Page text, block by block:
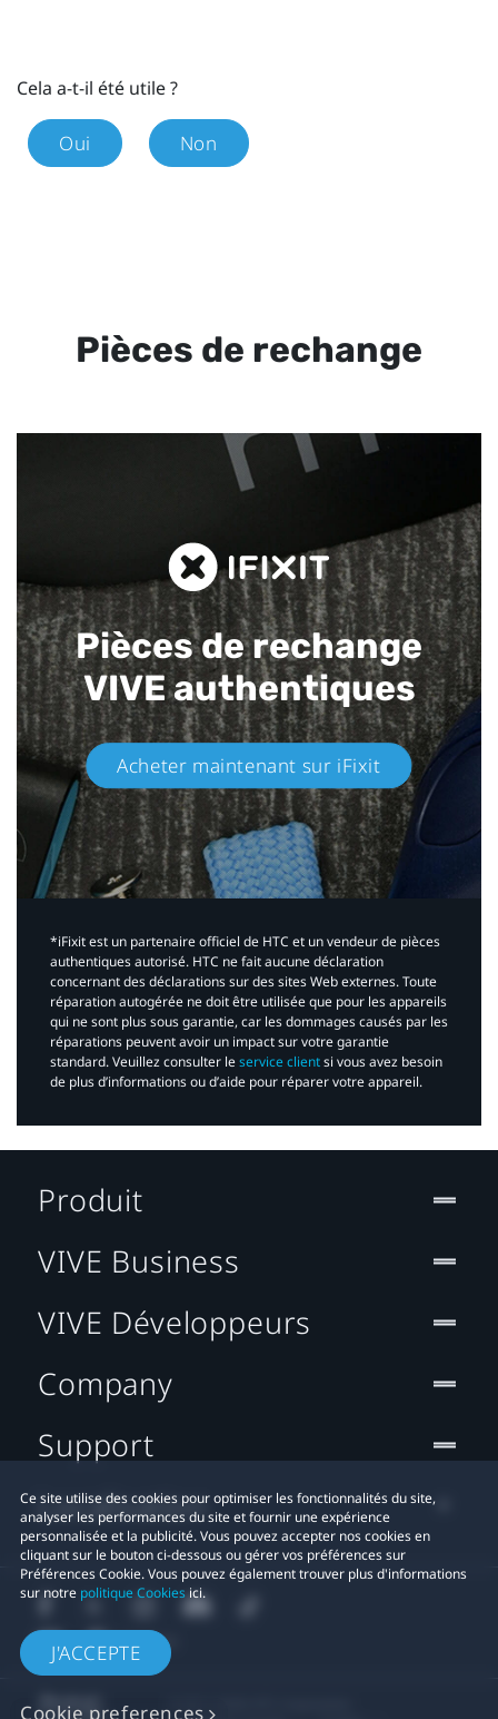
Cela a-t-il été utile ?
Oui Non
Pièces de rechange
Pièces de rechange
VIVE authentiques​
Acheter maintenant sur iFixit​
*iFixit est un partenaire officiel de HTC et un vendeur de pièces
authentiques autorisé. HTC ne fait aucune déclaration
concernant des déclarations sur des sites Web externes. Toute
réparation autogérée ne doit être utilisée que pour les appareils
qui ne sont plus sous garantie, car les dommages causés par les
réparations peuvent avoir un impact sur votre garantie
standard. Veuillez consulter leservice clientsi vous avez besoin
de plus d’informations ou d’aide pour réparer votre appareil.​
Ce site utilise des cookies pour optimiser les fonctionnalités du site,
analyser les performances du site et fournir une expérience
personnalisée et la publicité. Vous pouvez accepter nos cookies en
cliquant sur le bouton ci-dessous ou gérer vos préférences sur
Préférences Cookie. Vous pouvez également trouver plus d'informations
sur notre politique Cookiesici.
J'ACCEPTE
Cookie preferences
Produit
VIVE Business
VIVE Développeurs
Company
Support
Localisation